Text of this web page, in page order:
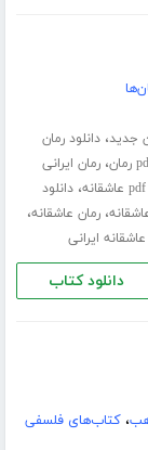
جدید،دانلود رمان
،رمان ایرانی
pdf عاشقانه ،دانلود
،رمان عاشقانه،
ایرانی
دانلود کتاب
،کتاب‌های فلسفی